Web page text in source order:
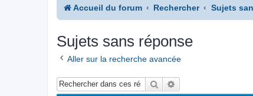
Accueil du forum Rechercher Sujets
Sujets sans réponse
Aller sur la recherche avancée
Rechercher